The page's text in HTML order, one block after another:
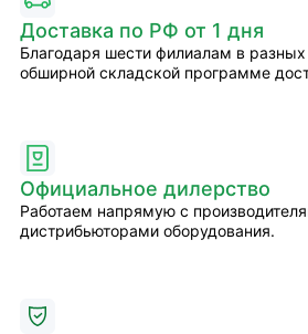
Доставка по РФ от 1 дня
Благодаря шести филиалам в
обширной складской программе
Официальное дилерство
Работаем напрямую с
дистрибьюторами оборудования.